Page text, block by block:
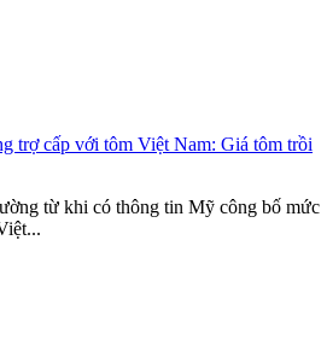
trợ cấp với tôm Việt Nam: Giá tôm trồi
từ khi có thông tin Mỹ công bố mức